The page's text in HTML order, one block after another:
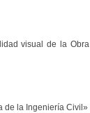
visual de la Obra
de la Ingeniería Civil»